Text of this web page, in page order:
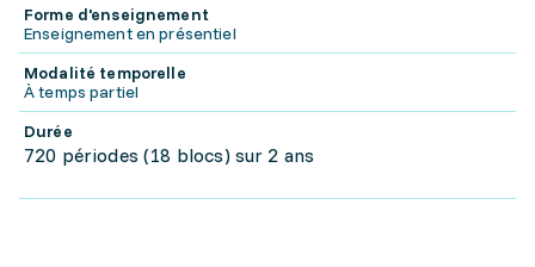
Forme d'enseignement
Enseignement en présentiel
Modalité temporelle
À temps partiel
Durée
720 périodes (18 blocs) sur 2 ans